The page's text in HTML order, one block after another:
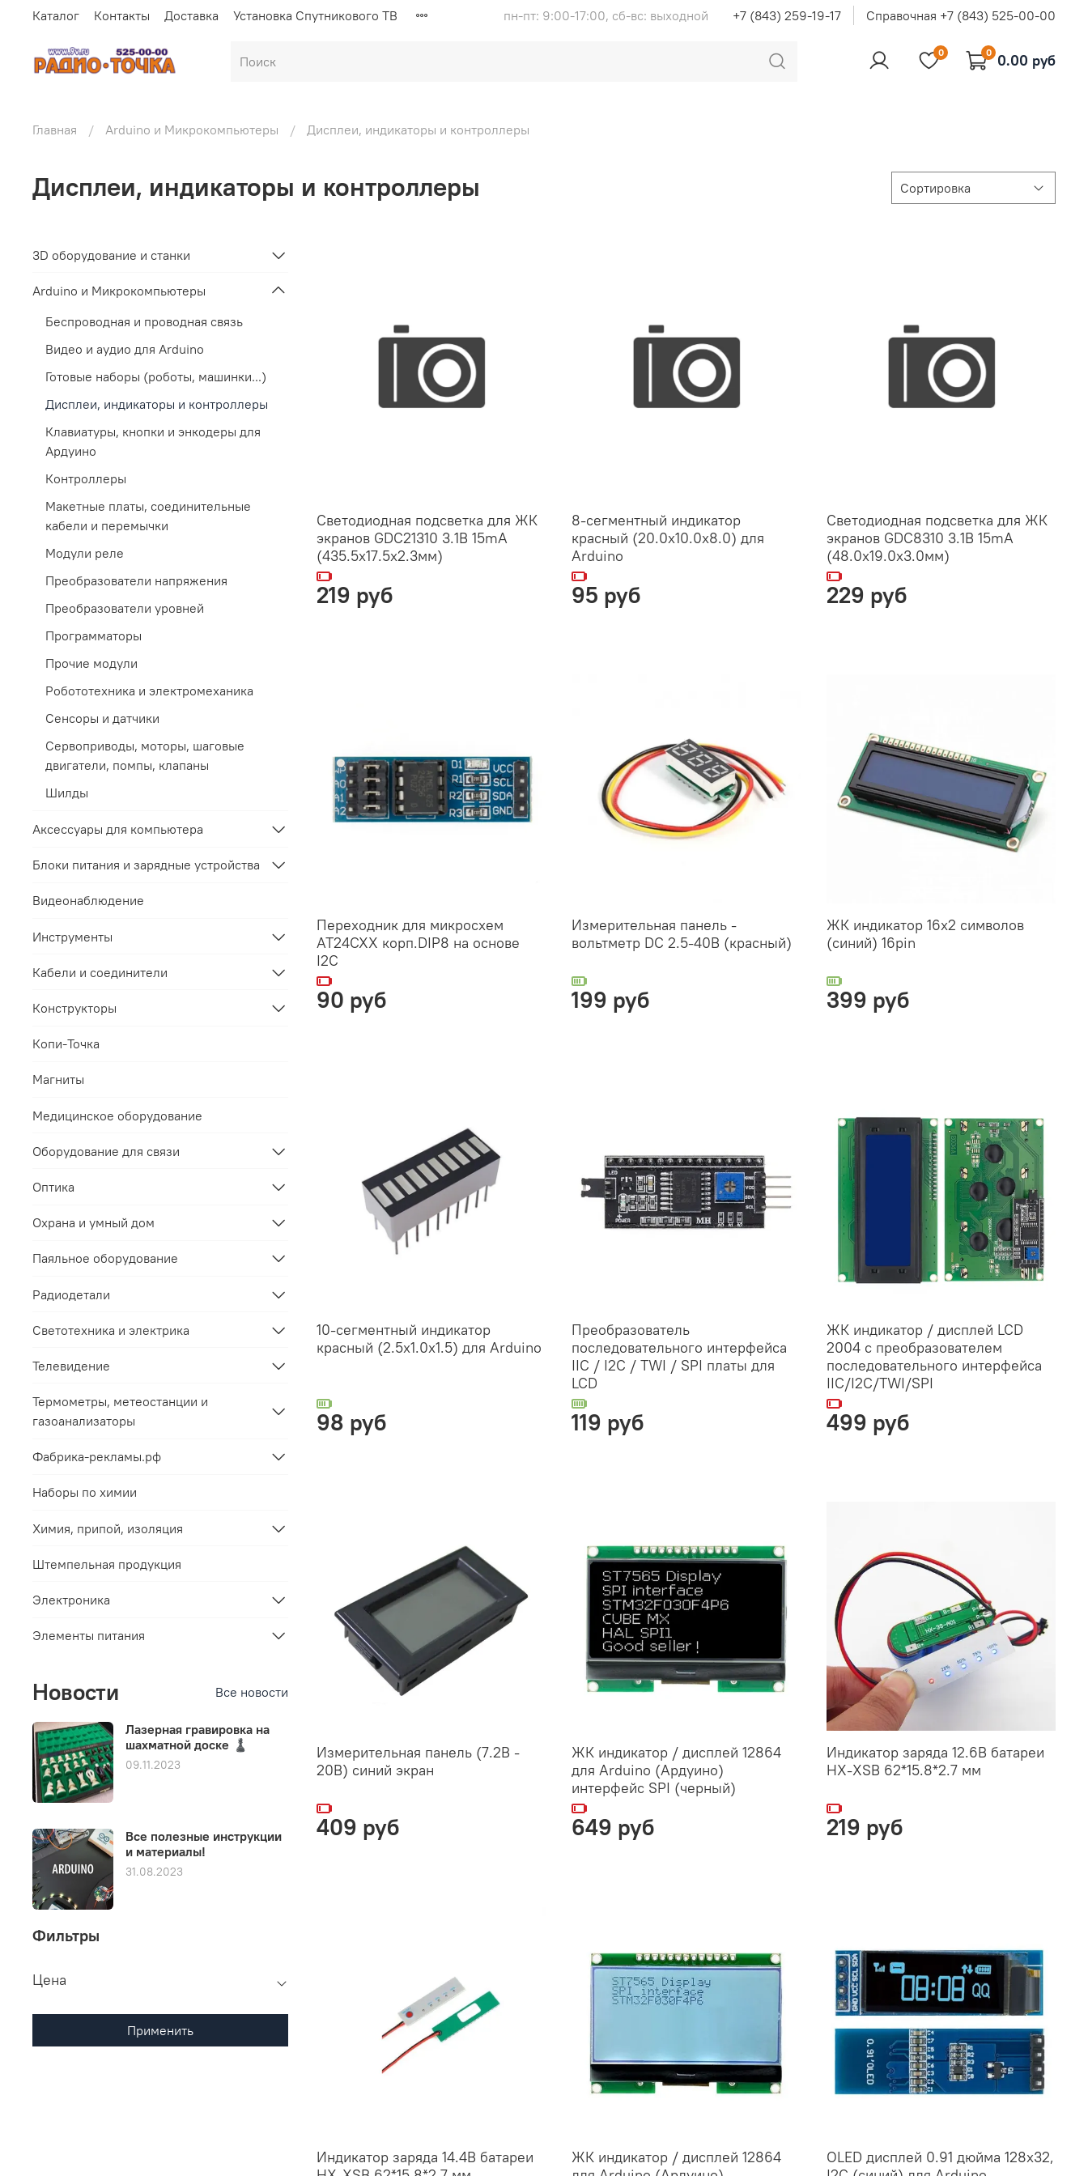
Каталог Контакты Доставка Установка Спутникового ТВ пн-пт: 9:00-17:00, сб-вс: выходной +7 (843) 259-19-17 Справочная +7 (843) 525-00-00
0 0 0.00 руб
Главная Arduino и Микрокомпьютеры Дисплеи, индикаторы и контроллеры
Дисплеи, индикаторы и контроллеры
Светодиодная подсветка для ЖК
экранов GDC21310 3.1В 15mA
(435.5x17.5x2.3мм)
219 руб
8-сегментный индикатор
красный (20.0х10.0х8.0) для
Аrduino
95 руб
Светодиодная подсветка для ЖК
экранов GDC8310 3.1В 15mA
(48.0x19.0x3.0мм)
229 руб
Переходник для микросхем
AT24CXX корп.DIP8 на основе
I2C
90 руб
Измерительная панель -
вольтметр DC 2.5-40B (красный)
199 руб
ЖК индикатор 16х2 символов
(синий) 16pin
399 руб
10-сегментный индикатор
красный (2.5x1.0x1.5) для Аrduino
98 руб
Преобразователь
последовательного интерфейса
IIC / I2C / TWI / SPI платы для
LCD
119 руб
ЖК индикатор / дисплей LCD
2004 с преобразователем
последовательного интерфейса
IIC/I2C/TWI/SPI
499 руб
Измерительная панель (7.2В -
20В) синий экран
409 руб
ЖК индикатор / дисплей 12864
для Arduino (Ардуино)
интерфейс SPI (черный)
649 руб
Индикатор заряда 12.6В батареи
НХ-XSB 62*15.8*2.7 мм
219 руб
Индикатор заряда 14.4В батареи
ЖК индикатор / дисплей 12864
OLED дисплей 0.91 дюйма 128x32,
3D оборудование и станки
Arduino и Микрокомпьютеры
Беспроводная и проводная связь
Видео и аудио для Arduino
Готовые наборы (роботы, машинки...)
Дисплеи, индикаторы и контроллеры
Клавиатуры, кнопки и энкодеры для
Ардуино
Контроллеры
Макетные платы, соединительные
кабели и перемычки
Модули реле
Преобразователи напряжения
Преобразователи уровней
Программаторы
Прочие модули
Робототехника и электромеханика
Сенсоры и датчики
Сервоприводы, моторы, шаговые
двигатели, помпы, клапаны
Шилды
Аксессуары для компьютера
Блоки питания и зарядные устройства
Видеонаблюдение
Инструменты
Кабели и соединители
Конструкторы
Копи-Точка
Магниты
Медицинское оборудование
Оборудование для связи
Оптика
Охрана и умный дом
Паяльное оборудование
Радиодетали
Светотехника и электрика
Телевидение
Термометры, метеостанции и
газоанализаторы
Фабрика-рекламы.рф
Наборы по химии
Химия, припой, изоляция
Штемпельная продукция
Электроника
Элементы питания
Новости Все новости
Лазерная гравировка на
шахматной доске ♟️
09.11.2023
Все полезные инструкции
и материалы!
31.08.2023
Фильтры
Цена
Применить